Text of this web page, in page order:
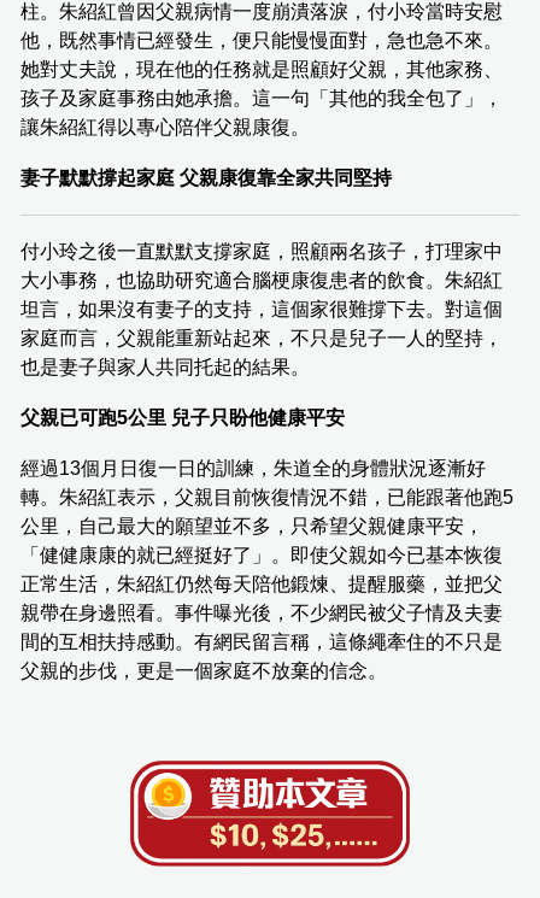
柱。朱紹紅曾因父親病情一度崩潰落淚，付小玲當時安慰
他，既然事情已經發生，便只能慢慢面對，急也急不來。
她對丈夫說，現在他的任務就是照顧好父親，其他家務、
孩子及家庭事務由她承擔。這一句「其他的我全包了」，
讓朱紹紅得以專心陪伴父親康復。
妻子默默撐起家庭 父親康復靠全家共同堅持
付小玲之後一直默默支撐家庭，照顧兩名孩子，打理家中
大小事務，也協助研究適合腦梗康復患者的飲食。朱紹紅
坦言，如果沒有妻子的支持，這個家很難撐下去。對這個
家庭而言，父親能重新站起來，不只是兒子一人的堅持，
也是妻子與家人共同托起的結果。
父親已可跑5公里 兒子只盼他健康平安
經過13個月日復一日的訓練，朱道全的身體狀況逐漸好
轉。朱紹紅表示，父親目前恢復情況不錯，已能跟著他跑5
公里，自己最大的願望並不多，只希望父親健康平安，
「健健康康的就已經挺好了」。即使父親如今已基本恢復
正常生活，朱紹紅仍然每天陪他鍛煉、提醒服藥，並把父
親帶在身邊照看。事件曝光後，不少網民被父子情及夫妻
間的互相扶持感動。有網民留言稱，這條繩牽住的不只是
父親的步伐，更是一個家庭不放棄的信念。